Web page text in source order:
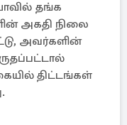
தங்க
அகதி நிலை
அவர்களின்
திட்டங்கள்